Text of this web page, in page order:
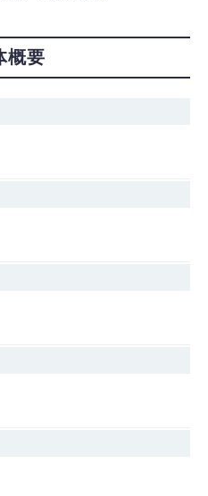
概要